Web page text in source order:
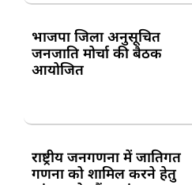
भाजपा जिला अनुसूचित
जनजाति मोर्चा की बैठक
आयोजित
राष्ट्रीय जनगणना में जातिगत
गणना को शामिल करने हेतु